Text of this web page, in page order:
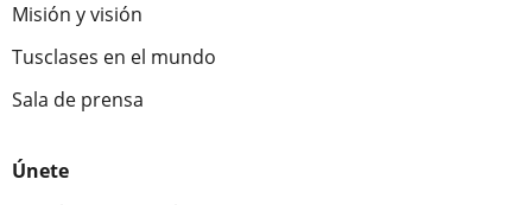
Misión y visión
Tusclases en el mundo
Sala de prensa
Únete